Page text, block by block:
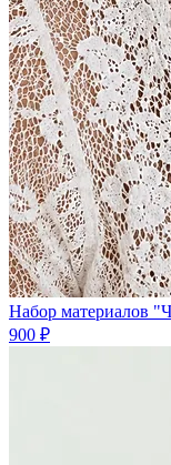
Набор материалов
900 ₽